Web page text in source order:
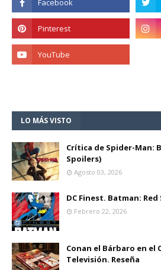
LO MÁS VISTO
Crítica de Spider-Man:
Spoilers)
Agosto 03, 2026
DC Finest. Batman: Red
Febrero 22, 2026
Conan el Bárbaro en el
Televisión. Reseña